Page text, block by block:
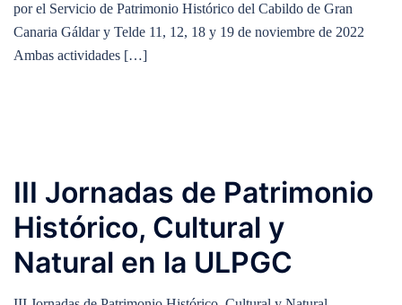
por el Servicio de Patrimonio Histórico del Cabildo de Gran
Canaria Gáldar y Telde 11, 12, 18 y 19 de noviembre de 2022
Ambas actividades […]
III Jornadas de Patrimonio
Histórico, Cultural y
Natural en la ULPGC